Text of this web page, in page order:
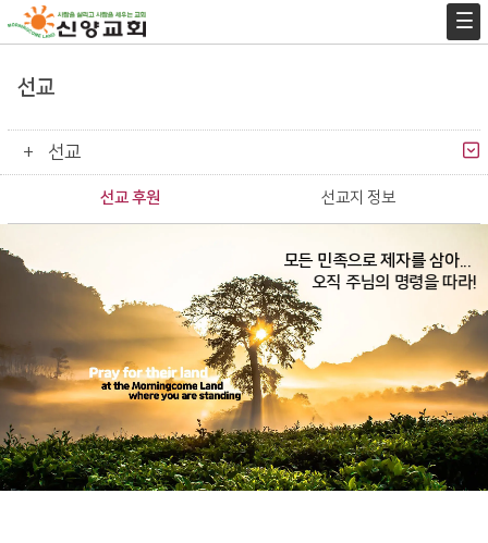
선교
선교
선교 후원 선교지 정보
모든 민족으로 제자를 삼아...
오직 주님의 명령을 따라!